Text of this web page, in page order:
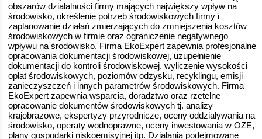
obszarów działalności firmy mających największy wpływ na
środowisko, określenie potrzeb środowiskowych firmy i
zaplanowanie działań zmierzających do zmniejszenia kosztów
środowiskowych w firmie oraz ograniczenie negatywnego
wpływu na środowisko. Firma EkoExpert zapewnia profesjonalne
opracowania dokumentacji środowiskowej, uzupełnienie
dokumentacji do kontroli środowiskowej, wyliczenie wysokości
opłat środowiskowych, poziomów odzysku, recyklingu, emisji
zanieczyszczeń i innych parametrów środowiskowych. Firma
EkoExpert zapewnia wsparcia, doradztwo oraz rzetelne
opracowanie dokumentów środowiskowych tj. analizy
krajobrazowe, ekspertyzy przyrodnicze, oceny oddziaływania na
środowisko, operaty wodnoprawne, oceny inwestowania w OZE,
plany gospodarki niskoemisyjnej itp. Działania podejmowane